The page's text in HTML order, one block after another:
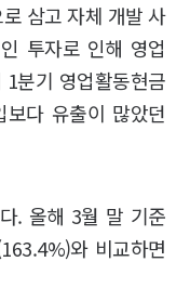
삼고 자체 개발 사
투자로 인해 영업
분기 영업활동현금
다 유출이 많았던
. 올해 3월 말 기준
와 비교하면